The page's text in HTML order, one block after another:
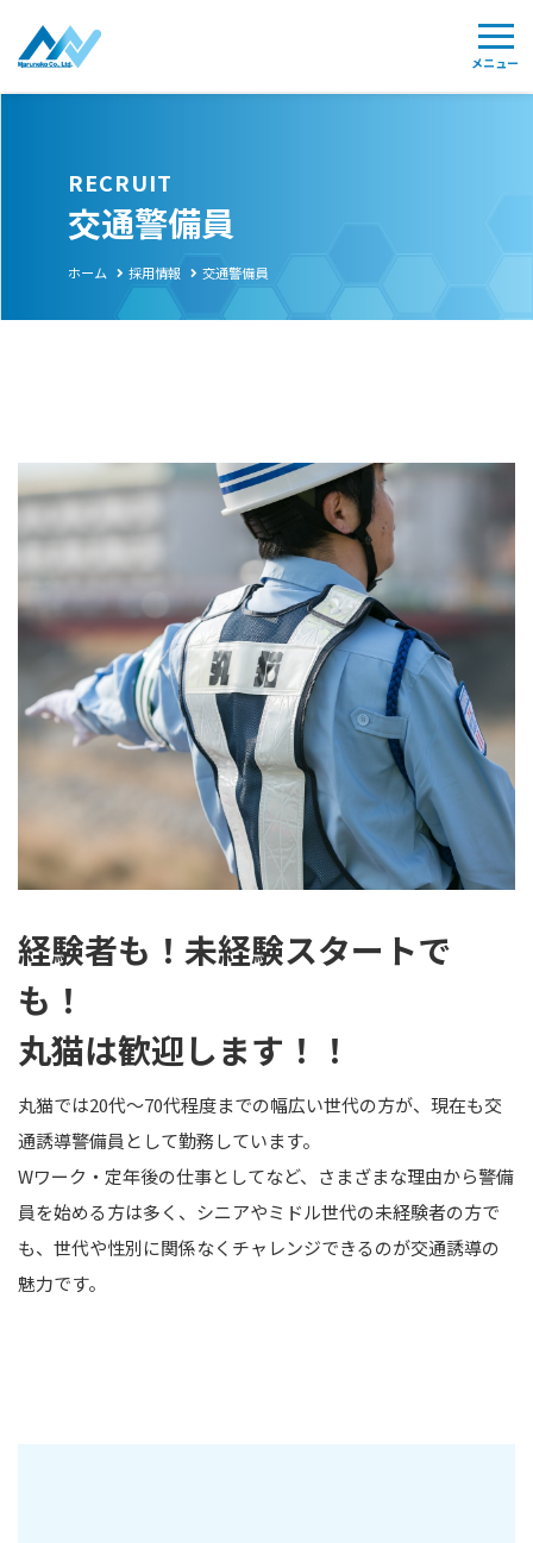
RECRUIT
交通警備員
ホーム 採用情報 交通警備員
経験者も！未経験スタートで
も！
丸猫は歓迎します！！
丸猫では20代～70代程度までの幅広い世代の方が、現在も交
通誘導警備員として勤務しています。
Wワーク・定年後の仕事としてなど、さまざまな理由から警備
員を始める方は多く、シニアやミドル世代の未経験者の方で
も、世代や性別に関係なくチャレンジできるのが交通誘導の
魅力です。